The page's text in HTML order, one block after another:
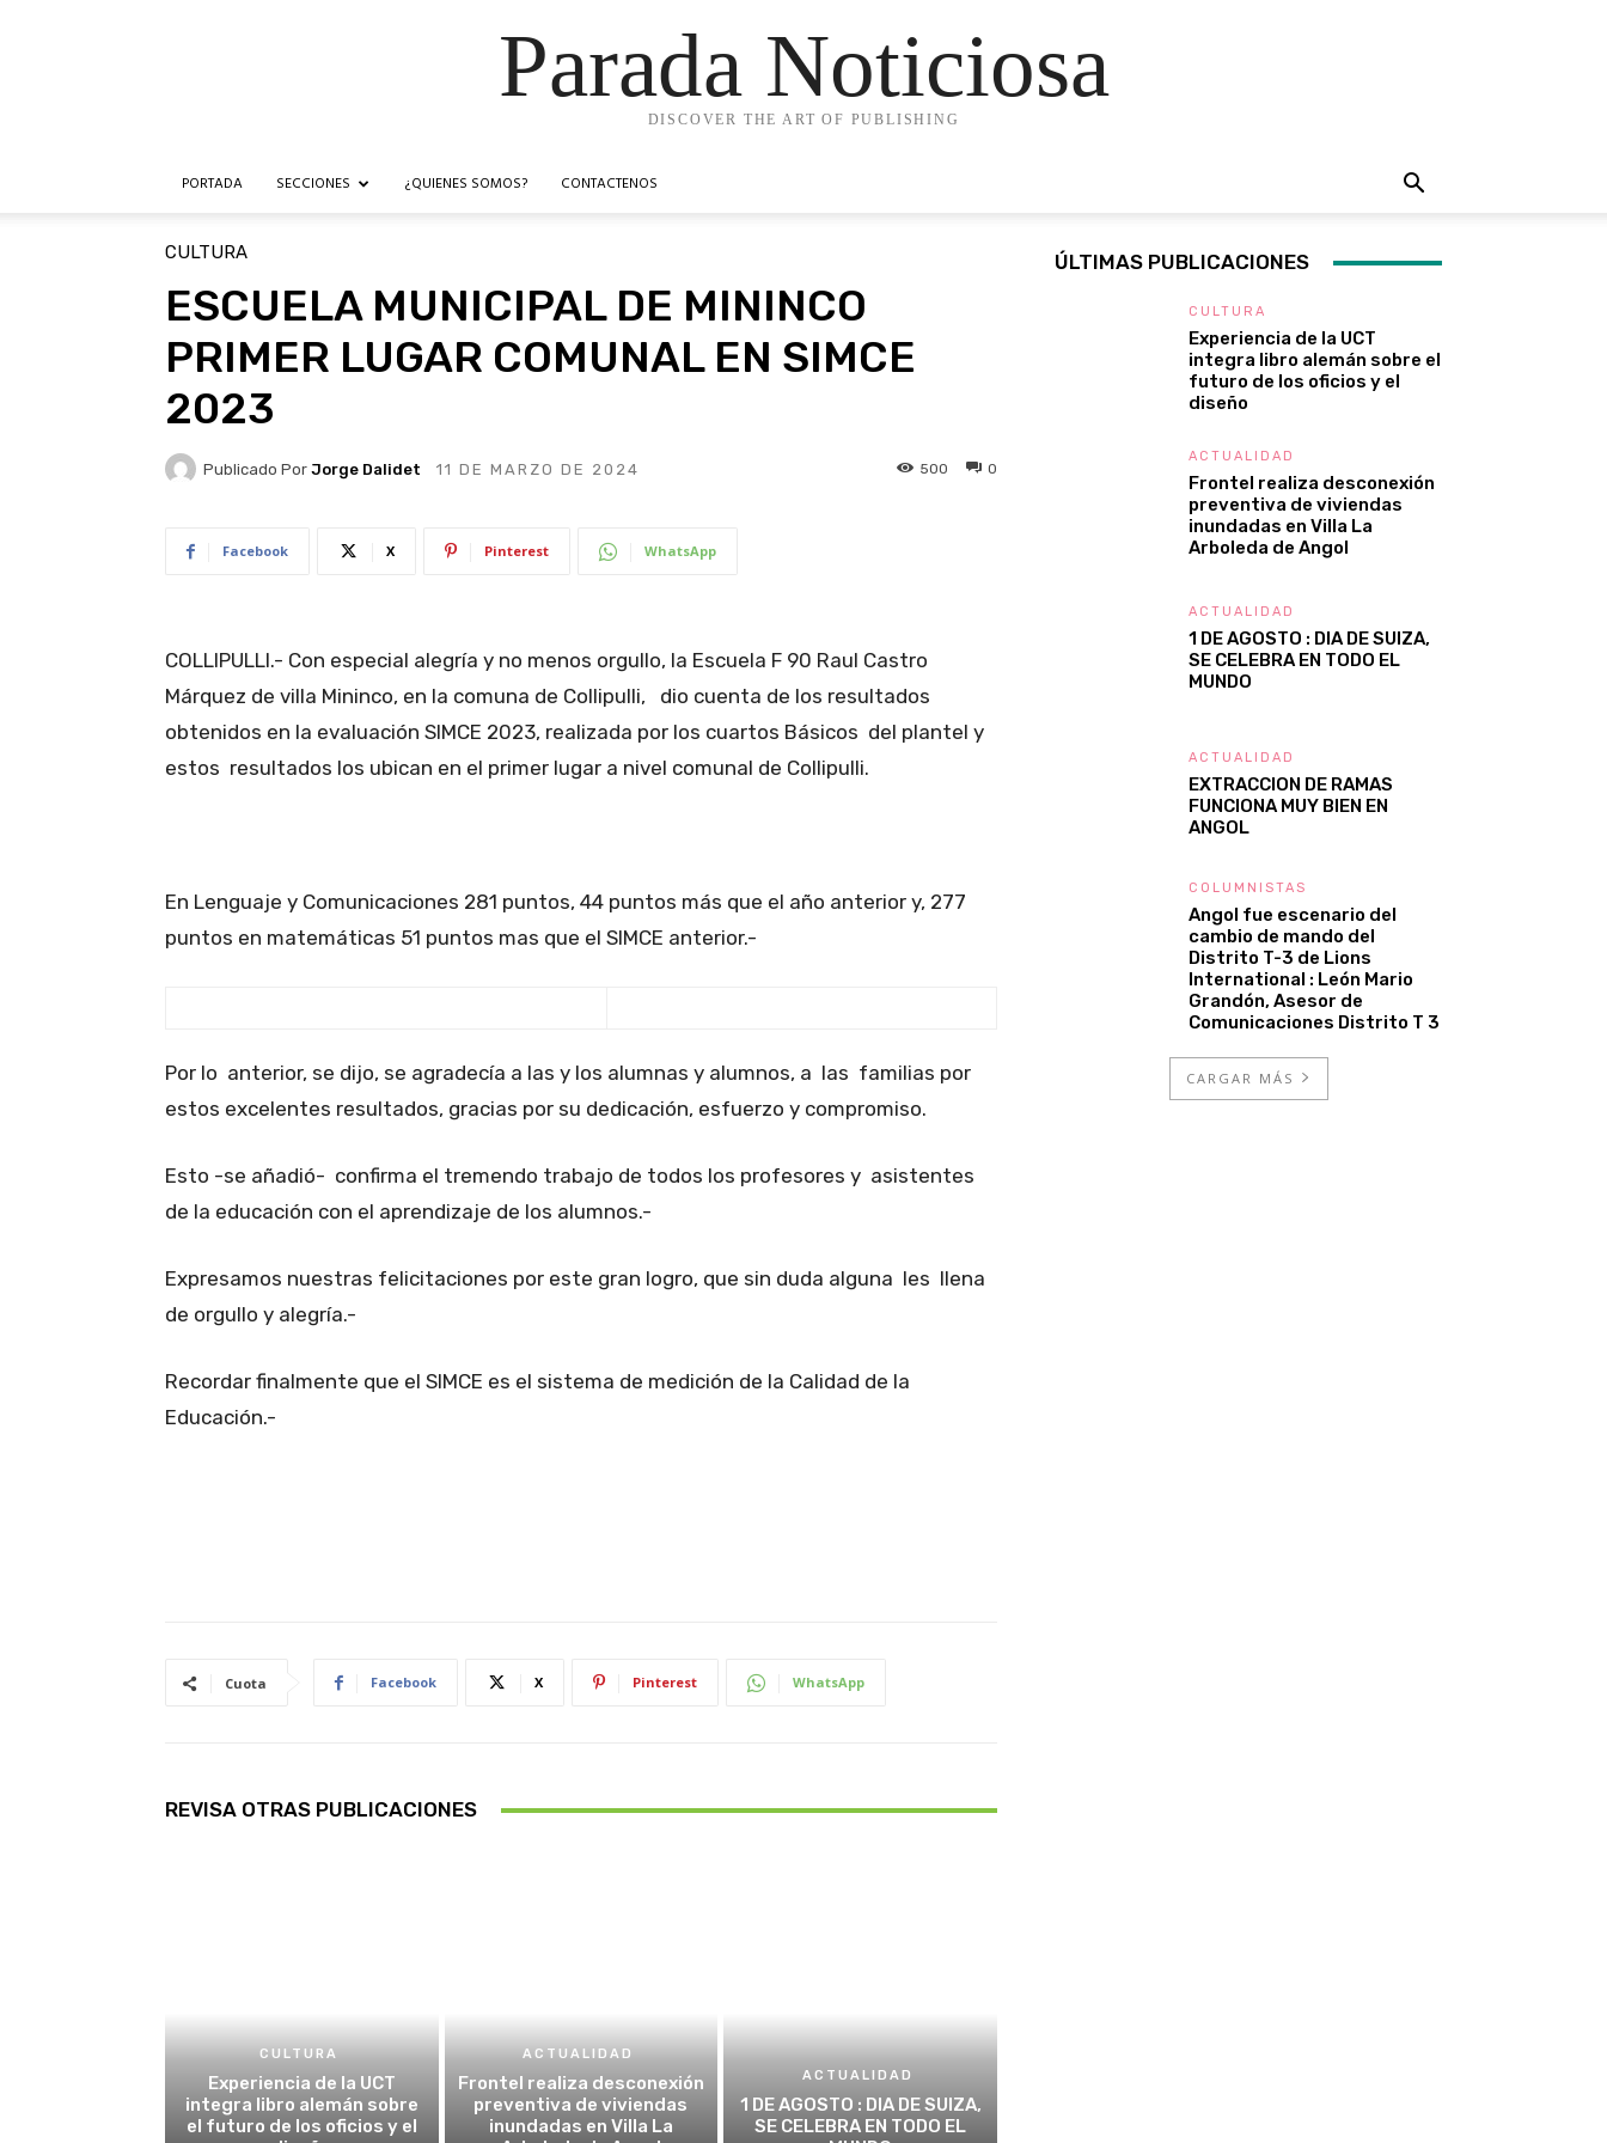
Parada Noticiosa
DISCOVER THE ART OF PUBLISHING
PORTADA SECCIONES ¿QUIENES SOMOS? CONTACTENOS
CULTURA
ESCUELA MUNICIPAL DE MININCO
PRIMER LUGAR COMUNAL EN SIMCE
2023
Publicado Por Jorge Dalidet 11 DE MARZO DE 2024 0
500
Facebook X Pinterest WhatsApp
COLLIPULLI.- Con especial alegría y no menos orgullo, la Escuela F 90 Raul Castro
Márquez de villa Mininco, en la comuna de Collipulli, dio cuenta de los resultados
obtenidos en la evaluación SIMCE 2023, realizada por los cuartos Básicos del plantel y
estos resultados los ubican en el primer lugar a nivel comunal de Collipulli.
En Lenguaje y Comunicaciones 281 puntos, 44 puntos más que el año anterior y, 277
puntos en matemáticas 51 puntos mas que el SIMCE anterior.-
Por lo anterior, se dijo, se agradecía a las y los alumnas y alumnos, a las familias por
estos excelentes resultados, gracias por su dedicación, esfuerzo y compromiso.
Esto -se añadió- confirma el tremendo trabajo de todos los profesores y asistentes
de la educación con el aprendizaje de los alumnos.-
Expresamos nuestras felicitaciones por este gran logro, que sin duda alguna les llena
de orgullo y alegría.-
Recordar finalmente que el SIMCE es el sistema de medición de la Calidad de la
Educación.-
Cuota Facebook X Pinterest WhatsApp
REVISA OTRAS PUBLICACIONES
CULTURA
Experiencia de la UCT
integra libro alemán sobre
el futuro de los oficios y el
ACTUALIDAD
Frontel realiza desconexión
preventiva de viviendas
inundadas en Villa La
ACTUALIDAD
1 DE AGOSTO : DIA DE SUIZA,
SE CELEBRA EN TODO EL
ÚLTIMAS PUBLICACIONES
CULTURA
Experiencia de la UCT
integra libro alemán sobre el
futuro de los oficios y el
diseño
ACTUALIDAD
Frontel realiza desconexión
preventiva de viviendas
inundadas en Villa La
Arboleda de Angol
ACTUALIDAD
1 DE AGOSTO : DIA DE SUIZA,
SE CELEBRA EN TODO EL
MUNDO
ACTUALIDAD
EXTRACCION DE RAMAS
FUNCIONA MUY BIEN EN
ANGOL
COLUMNISTAS
Angol fue escenario del
cambio de mando del
Distrito T-3 de Lions
International : León Mario
Grandón, Asesor de
Comunicaciones Distrito T 3
CARGAR MÁS